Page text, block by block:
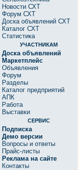
Новости СХТ
Форум СХТ
Доска объявлений СХТ
Каталог СХТ
Статистика
УЧАСТНИКАМ
Доска объявлений
Маркетплейс
Объявления
Форум
Разделы
Каталог предприятий
АПК
Работа
Выставки
СЕРВИС
Подписка
Демо версии
Вопросы и ответы
Прайс-листы
Реклама на сайте
Контакты